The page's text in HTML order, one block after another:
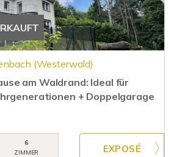
(Westerwald)
am Waldrand: Ideal für
+ Doppelgarage
6
ZIMMER